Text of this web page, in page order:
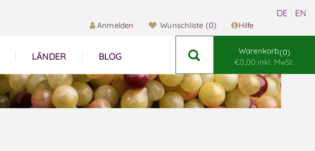
Anmelden Wunschliste (0) Hilfe
LÄNDER BLOG
Warenkorb 0
€0,00 inkl. MwSt.